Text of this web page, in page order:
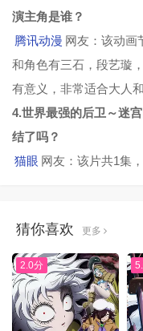
演主角是谁？
腾讯动漫 网友：该动画
和角色有三石，段艺璇
有意义，非常适合大人
4.世界最强的后卫～迷
结了吗？
猫眼 网友：该片共1集
猜你喜欢 更多
2.0分